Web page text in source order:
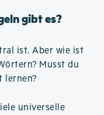
gibt es?
ist. Aber wie ist
Musst du
lernen?
universelle